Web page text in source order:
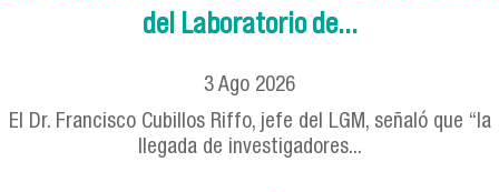
del Laboratorio de...
3 Ago 2026
El Dr. Francisco Cubillos Riffo, jefe del LGM, señaló que “la
llegada de investigadores...